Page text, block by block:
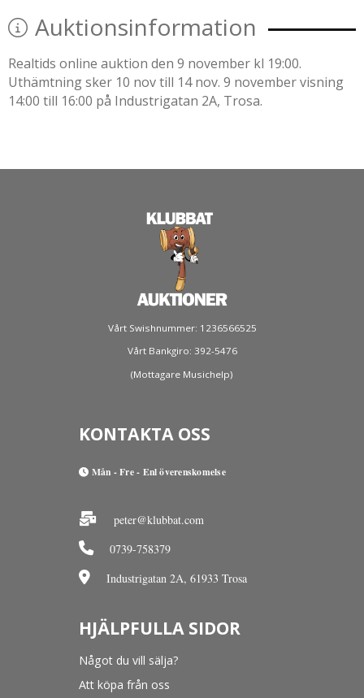
Auktionsinformation
Realtids online auktion den 9 november kl 19:00.
Uthämtning sker 10 nov till 14 nov. 9 november visning
14:00 till 16:00 på Industrigatan 2A, Trosa.
Vårt Swishnummer: 1236566525
Vårt Bankgiro: 392-5476
(Mottagare Musichelp)
KONTAKTA OSS
Mån - Fre - Enl överenskomelse
peter@klubbat.com
0739-758379
Industrigatan 2A, 61933 Trosa
HJÄLPFULLA SIDOR
Något du vill sälja?
Att köpa från oss